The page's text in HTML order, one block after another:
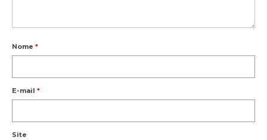
Nome *
E-mail *
Site